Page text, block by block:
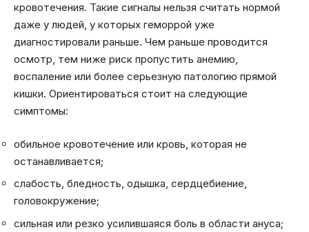
кровотечения. Такие сигналы нельзя считать нормой
даже у людей, у которых геморрой уже
диагностировали раньше. Чем раньше проводится
осмотр, тем ниже риск пропустить анемию,
воспаление или более серьезную патологию прямой
кишки. Ориентироваться стоит на следующие
симптомы:
обильное кровотечение или кровь, которая не
останавливается;
слабость, бледность, одышка, сердцебиение,
головокружение;
сильная или резко усилившаяся боль в области ануса;